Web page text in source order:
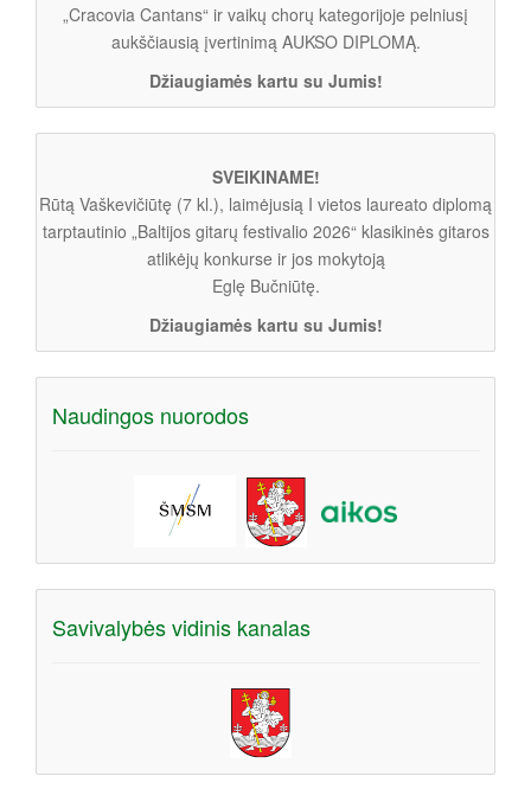
„Cracovia Cantans“ ir vaikų chorų kategorijoje pelniusį
aukščiausią įvertinimą AUKSO DIPLOMĄ.
Džiaugiamės kartu su Jumis!
SVEIKINAME!
Rūtą Vaškevičiūtę (7 kl.), laimėjusią I vietos laureato diplomą
tarptautinio „Baltijos gitarų festivalio 2026“ klasikinės gitaros
atlikėjų konkurse ir jos mokytoją
Eglę Bučniūtę.
Džiaugiamės kartu su Jumis!
Naudingos nuorodos
Savivalybės vidinis kanalas